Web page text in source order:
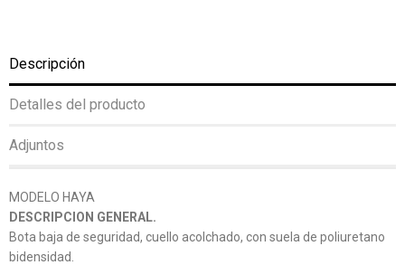
Descripción
Detalles del producto
Adjuntos
MODELO HAYA
DESCRIPCION GENERAL.
Bota baja de seguridad, cuello acolchado, con suela de poliuretano
bidensidad.